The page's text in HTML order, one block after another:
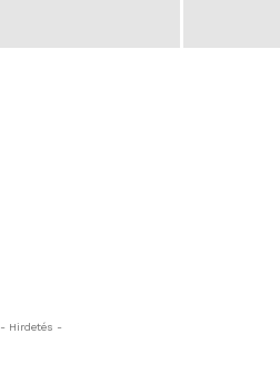
- Hirdetés -